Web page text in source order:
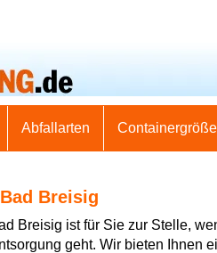
Abfallarten
Breisig
Breisig ist für Sie zur Stelle,
geht. Wir bieten Ihnen